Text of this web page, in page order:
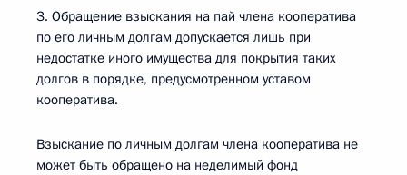
3. Обращение взыскания на пай члена кооператива
по его личным долгам допускается лишь при
недостатке иного имущества для покрытия таких
долгов в порядке, предусмотренном уставом
кооператива.
Взыскание по личным долгам члена кооператива не
может быть обращено на неделимый фонд